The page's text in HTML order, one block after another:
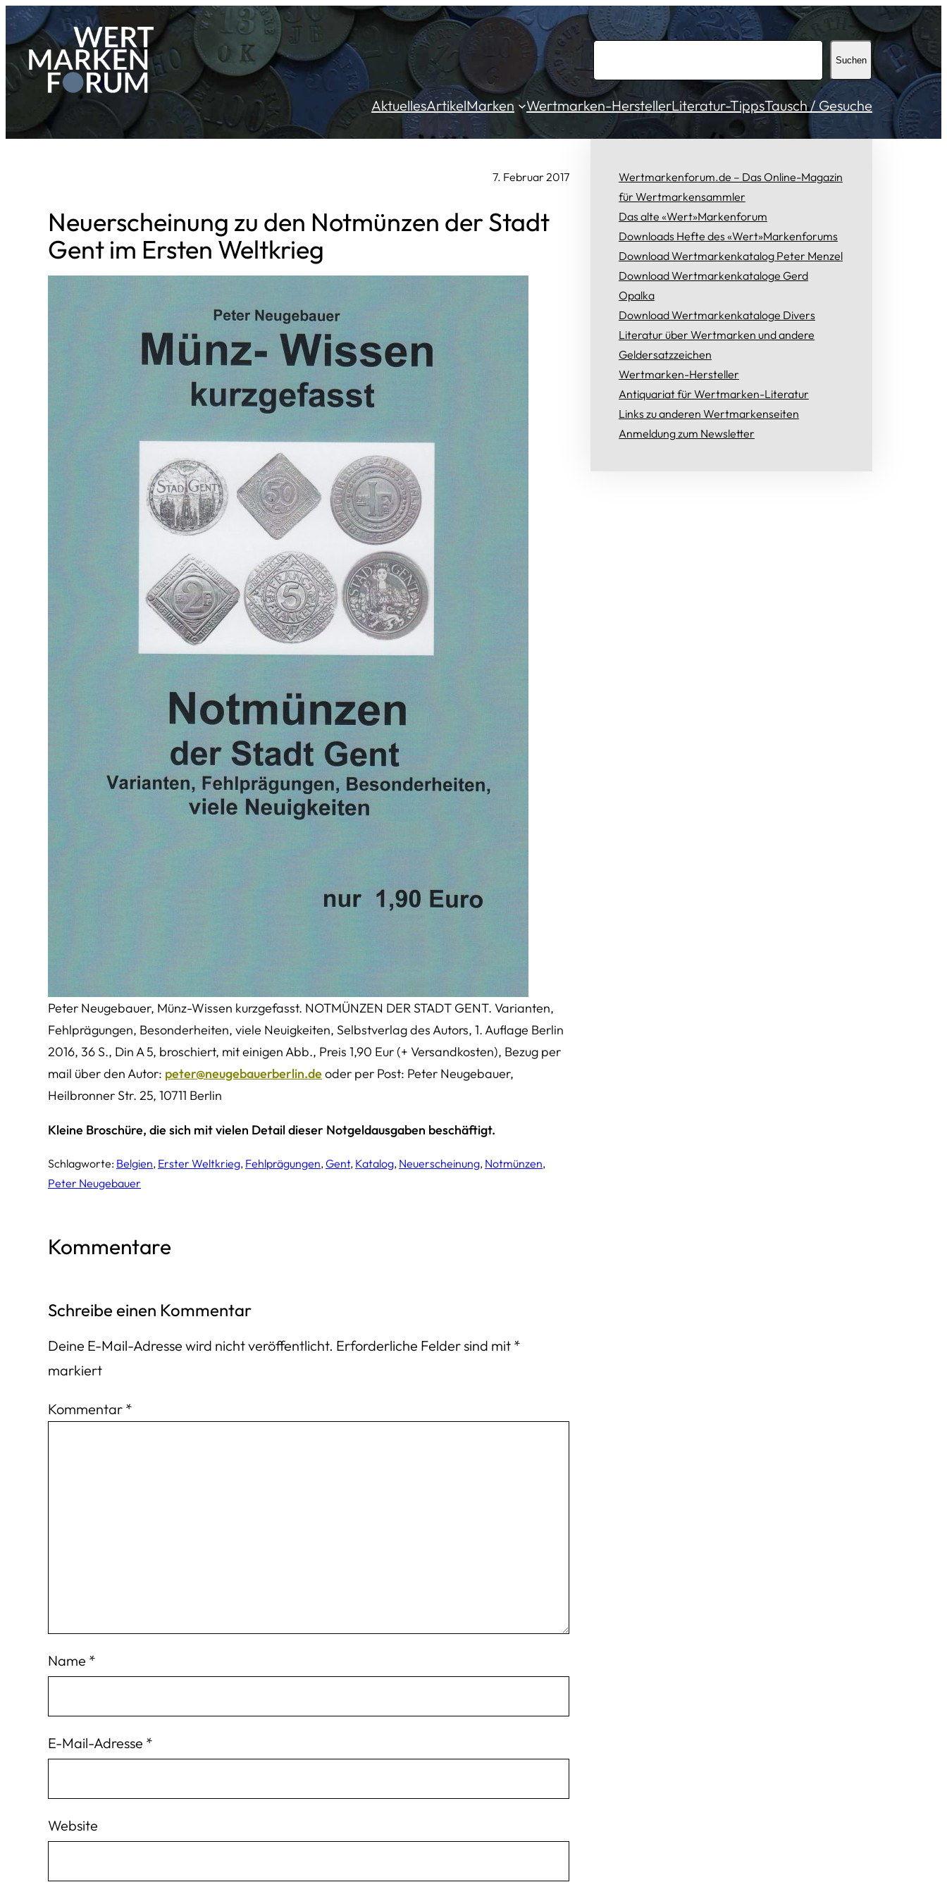
Zum
Inhalt
springen
u
c
Suchen
AktuellesArtikelMarken Wertmarken-HerstellerLiteratur-TippsTausch / Gesuche
7. Februar 2017
Neuerscheinung zu den Notmünzen der Stadt
Gent im Ersten Weltkrieg
Peter Neugebauer, Münz-Wissen kurzgefasst. NOTMÜNZEN DER STADT GENT. Varianten,
Fehlprägungen, Besonderheiten, viele Neuigkeiten, Selbstverlag des Autors, 1. Auflage Berlin
2016, 36 S., Din A 5, broschiert, mit einigen Abb., Preis 1,90 Eur (+ Versandkosten), Bezug per
mail über den Autor: peter@neugebauerberlin.deoder per Post: Peter Neugebauer,
Heilbronner Str. 25, 10711 Berlin
Kleine Broschüre, die sich mit vielen Detail dieser Notgeldausgaben beschäftigt.
Schlagworte: Belgien, Erster Weltkrieg, Fehlprägungen, Gent, Katalog, Neuerscheinung, Notmünzen
Peter Neugebauer
Kommentare
Schreibe einen Kommentar
Deine E-Mail-Adresse wird nicht veröffentlicht. Erforderliche Felder sind mit *
markiert
Kommentar *
Name *
E-Mail-Adresse *
Website
Wertmarkenforum.de – Das Online-Magazin
für Wertmarkensammler
Das alte «Wert»Markenforum
Downloads Hefte des «Wert»Markenforums
Download Wertmarkenkatalog Peter Menzel
Download Wertmarkenkataloge Gerd
Opalka
Download Wertmarkenkataloge Divers
Literatur über Wertmarken und andere
Geldersatzzeichen
Wertmarken-Hersteller
Antiquariat für Wertmarken-Literatur
Links zu anderen Wertmarkenseiten
Anmeldung zum Newsletter